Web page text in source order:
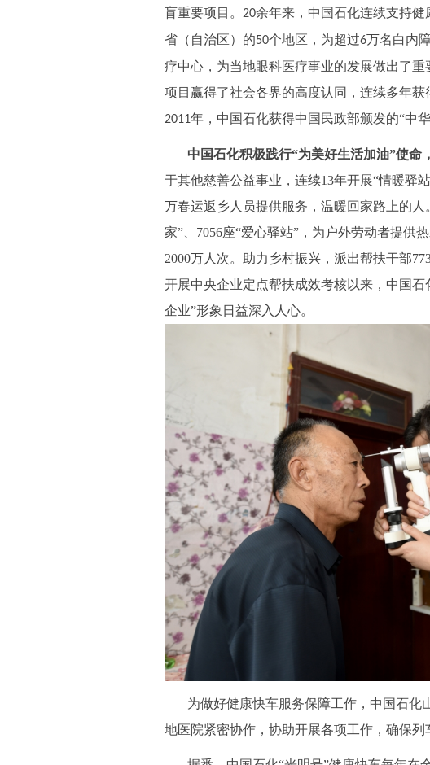
盲重要项目。 20余年来，中国石化连续支持
省（自治区）的50个地区，为超过6万名白内
疗中心，为当地眼科医疗事业的发展做出了重
项目赢得了社会各界的高度认同，连续多年获
2011年，中国石化获得中国民政部颁发的“中华
中国石化积极践行“为美好生活加油”使命
于其他慈善公益事业，连续13年开展“情暖驿
万春运返乡人员提供服务，温暖回家路上的人
家”、7056座“爱心驿站”，为户外劳动者提供
2000万人次。助力乡村振兴，派出帮扶干部
开展中央企业定点帮扶成效考核以来，中国
企业”形象日益深入人心。
为做好健康快车服务保障工作，中国石化
地医院紧密协作，协助开展各项工作，确保